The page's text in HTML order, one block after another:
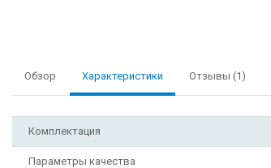
Обзор Характеристики Отзывы (1)
Комплектация
Параметры качества